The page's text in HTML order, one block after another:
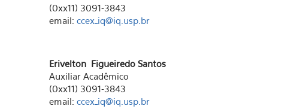
(0xx11) 3091-3843
email: ccex_iq@iq.usp.br
Erivelton Figueiredo Santos
Auxiliar Acadêmico
(0xx11) 3091-3843
email: ccex_iq@iq.usp.br